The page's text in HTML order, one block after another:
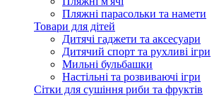
Пляжні парасольки та намети
Товари для дітей
Дитячі гаджети та аксесуари
Дитячий спорт та рухливі ігри
Мильні бульбашки
Настільні та розвиваючі ігри
Сітки для сушіння риби та фруктів